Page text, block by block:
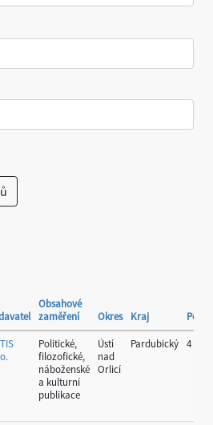
Obsahové
zaměření
Okres Kraj
Politické,
filozofické,
náboženské
a kulturní
publikace
Ústí
nad
Orlicí
Pardubický 4